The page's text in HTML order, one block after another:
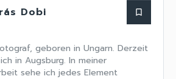
Dobi bookmark_border
geboren in Ungarn. Derzeit
in Augsburg. In meiner
sehe ich jedes Element